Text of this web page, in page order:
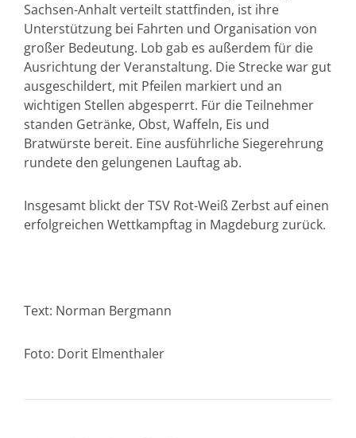
Sachsen-Anhalt verteilt stattfinden, ist ihre
Unterstützung bei Fahrten und Organisation von
großer Bedeutung. Lob gab es außerdem für die
Ausrichtung der Veranstaltung. Die Strecke war gut
ausgeschildert, mit Pfeilen markiert und an
wichtigen Stellen abgesperrt. Für die Teilnehmer
standen Getränke, Obst, Waffeln, Eis und
Bratwürste bereit. Eine ausführliche Siegerehrung
rundete den gelungenen Lauftag ab.
Insgesamt blickt der TSV Rot-Weiß Zerbst auf einen
erfolgreichen Wettkampftag in Magdeburg zurück.
Text: Norman Bergmann
Foto: Dorit Elmenthaler